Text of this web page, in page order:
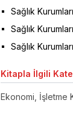
Sağlık
Sağlık
Sağlık
Kitapla İlgili
Ekonomi, İşletme